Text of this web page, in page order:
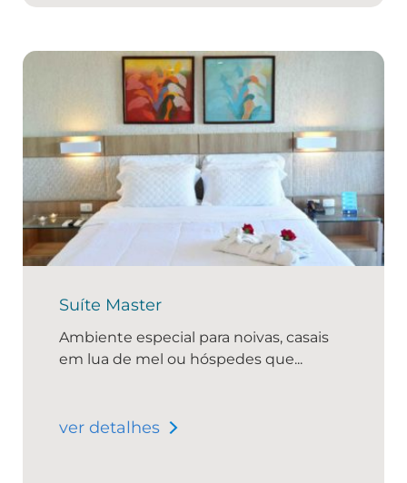
Suíte Master
Ambiente especial para noivas, casais
em lua de mel ou hóspedes que...
ver detalhes